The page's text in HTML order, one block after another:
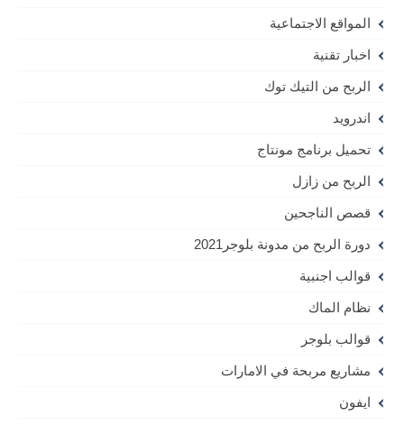
المواقع الاجتماعية
اخبار تقنية
الربح من التيك توك
اندرويد
تحميل برنامج مونتاج
الربح من زازل
قصص الناجحين
دورة الربح من مدونة بلوجر2021
قوالب اجنبية
نظام الماك
قوالب بلوجر
مشاريع مربحة في الامارات
ايفون